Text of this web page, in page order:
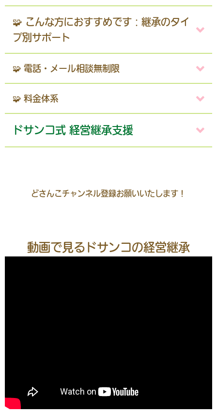
🧩 こんな方におすすめです：継承のタイ
プ別サポート
🧩 電話・メール相談無制限
🧩 料金体系
ドサンコ式 経営継承支援
どさんこチャンネル登録お願いいたします！
動画で見るドサンコの経営継承